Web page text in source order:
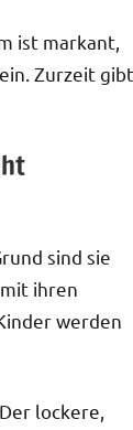
ist markant,
Zurzeit gibt
sind sie
ihren
werden
lockere,